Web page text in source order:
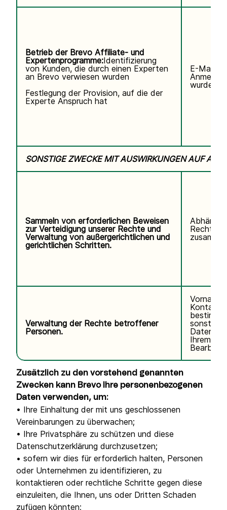
Betrieb der Brevo Affiliate- und
Expertenprogramme:Identifizierung
von Kunden, die durch einen Experten
an Brevo verwiesen wurden
Festlegung der Provision, auf die der
Experte Anspruch hat
E-Mail-
wurde.
SONSTIGE ZWECKE MIT AUSWIRKUNGEN AUF
Sammeln von erforderlichen Beweisen
zur Verteidigung unserer Rechte und
Verwaltung von außergerichtlichen und
gerichtlichen Schritten.
Verwaltung der Rechte betroffener
Personen.
sonstige
Daten im
Ihrem
Zusätzlich zu den vorstehend genannten
Zwecken kann Brevo Ihre personenbezogenen
Daten verwenden, um:
• Ihre Einhaltung der mit uns geschlossenen
Vereinbarungen zu überwachen;
• Ihre Privatsphäre zu schützen und diese
Datenschutzerklärung durchzusetzen;
• sofern wir dies für erforderlich halten, Personen
oder Unternehmen zu identifizieren, zu
kontaktieren oder rechtliche Schritte gegen diese
einzuleiten, die Ihnen, uns oder Dritten Schaden
zufügen könnten;